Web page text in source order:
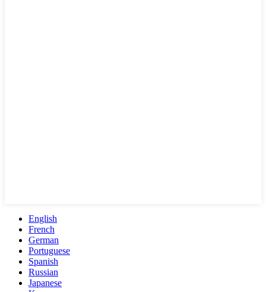
English
French
German
Portuguese
Spanish
Russian
Japanese